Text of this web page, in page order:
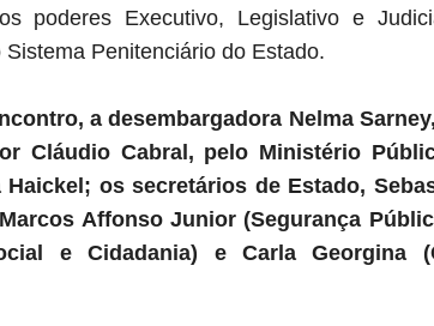
poderes Executivo, Legislativo e
Penitenciário do Estado.
a desembargadora Nelma
Cláudio Cabral, pelo Ministério
Haickel; os secretários de Estado,
Affonso Junior (Segurança
e Cidadania) e Carla Georgina